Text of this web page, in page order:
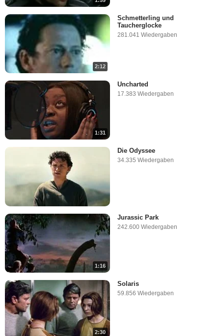
2:12
Schmetterling und
Taucherglocke
281.041 Wiedergaben
1:31
Uncharted
17.383 Wiedergaben
Die Odyssee
34.335 Wiedergaben
1:16
Jurassic Park
242.600 Wiedergaben
2:30
Solaris
59.856 Wiedergaben